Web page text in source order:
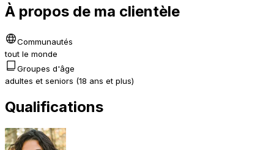
À propos de ma clientèle
Communautés
tout le monde
Groupes d'âge
adultes et seniors (18 ans et plus)
Qualifications